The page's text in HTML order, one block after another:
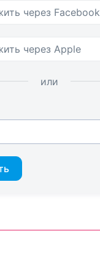
через Facebook
через Apple
или